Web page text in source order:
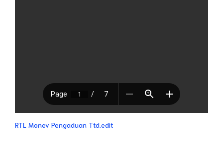
RTL Monev Pengaduan Ttd.edit